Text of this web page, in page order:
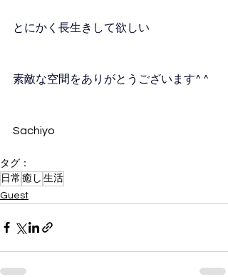
とにかく長生きして欲しい
素敵な空間をありがとうございます^ ^
Sachiyo
タグ：
日常 癒し 生活
Guest